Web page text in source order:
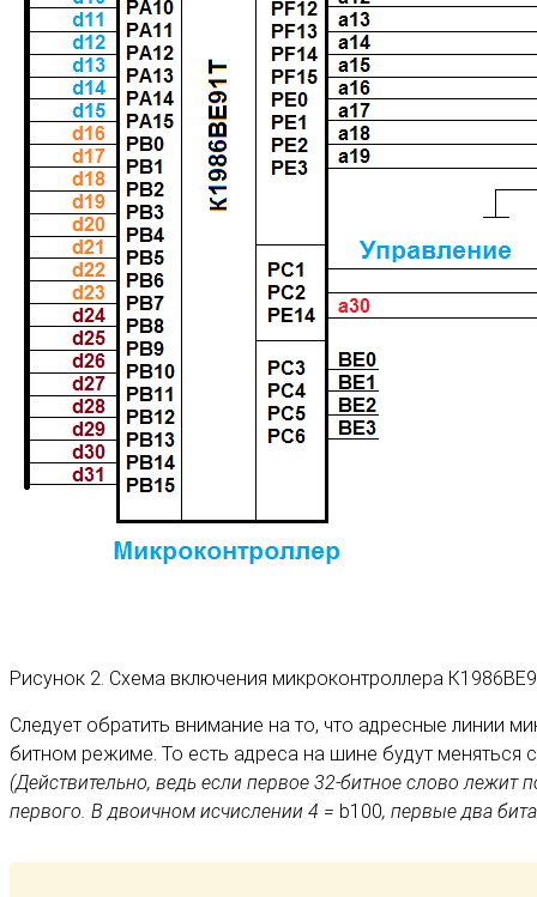
Рисунок 2. Схема включения микроконтроллера
Следует обратить внимание на то, что адресные линии
битном режиме. То есть адреса на шине будут меняться
(Действительно, ведь если первое 32-битное слово лежит
первого. В двоичном исчислении 4 = b100, первые два